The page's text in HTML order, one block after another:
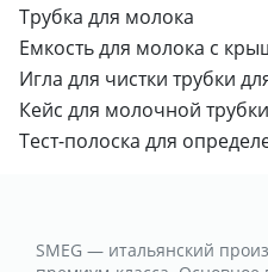
Трубка для молока
Емкость для молока с
Игла для чистки трубки
Кейс для молочной трубки
Тест-полоска для
SMEG — итальянский